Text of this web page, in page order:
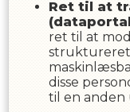
Ret til at
ret til at
disse
til en anden